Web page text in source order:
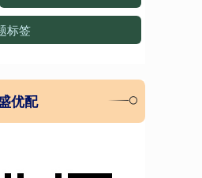
标签
优配